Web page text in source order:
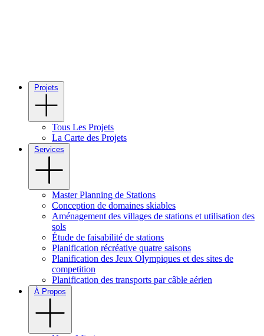
Projets
Tous Les Projets
La Carte des Projets
Services
Master Planning de Stations
Conception de domaines skiables
Aménagement des villages de stations et utilisation des
sols
Étude de faisabilité de stations
Planification récréative quatre saisons
Planification des Jeux Olympiques et des sites de
competition
Planification des transports par câble aérien
À Propos